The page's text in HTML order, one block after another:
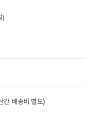
)
간 배송비 별도)